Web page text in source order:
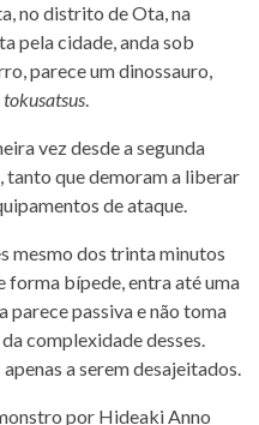
no distrito de Ota, na
pela cidade, anda sob
parece um dinossauro,
tokusatsus.
vez desde a segunda
tanto que demoram a liberar
de ataque.
mesmo dos trinta minutos
forma bípede, entra até uma
parece passiva e não toma
complexidade desses.
a serem desajeitados.